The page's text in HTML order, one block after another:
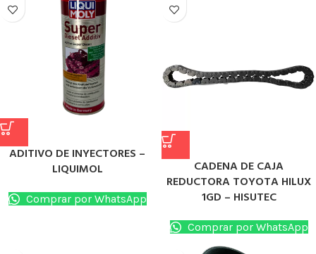
ADITIVO DE INYECTORES –
LIQUIMOL
Comprar por WhatsApp
CADENA DE CAJA
REDUCTORA TOYOTA HILUX
1GD – HISUTEC
Comprar por WhatsApp